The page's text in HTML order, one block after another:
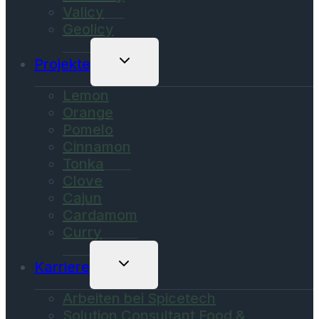
Valicy
Geolicy
Projekte
Untermenü
Lemon
Orange
Pomelo
Cinnamon
Tonka
Clove
Cajun
Cardamom
Curry
Karriere
Untermenü
Arbeiten bei Spicetech
Solution Consultant Food &